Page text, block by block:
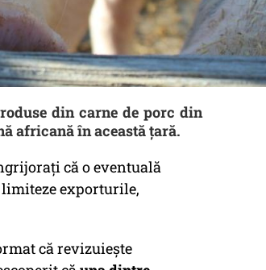
din carne de porc din
africană în această ţară.
că o eventuală
exporturile,
că revizuieşte